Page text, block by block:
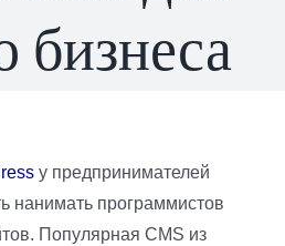
бизнеса
у предпринимателей
нанимать программистов
Популярная CMS из